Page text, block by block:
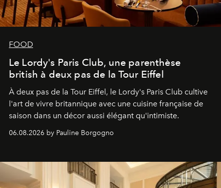
FOOD
Le Lordy's Paris Club, une parenthèse
british à deux pas de la Tour Eiffel
À deux pas de la Tour Eiffel, le Lordy's Paris Club cultive
l'art de vivre britannique avec une cuisine française de
saison dans un décor aussi élégant qu'intimiste.
06.08.2026 by Pauline Borgogno